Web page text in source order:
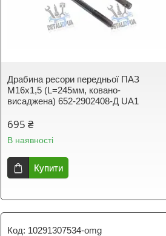
Драбина ресори передньої ПАЗ
М16х1,5 (L=245мм, ковано-
висаджена) 652-2902408-Д UA1
695 ₴
В наявності
Купити
10291307534-omg